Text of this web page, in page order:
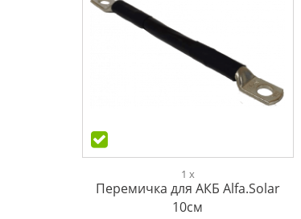
1 x
Перемичка для АКБ Alfa.Solar
10см